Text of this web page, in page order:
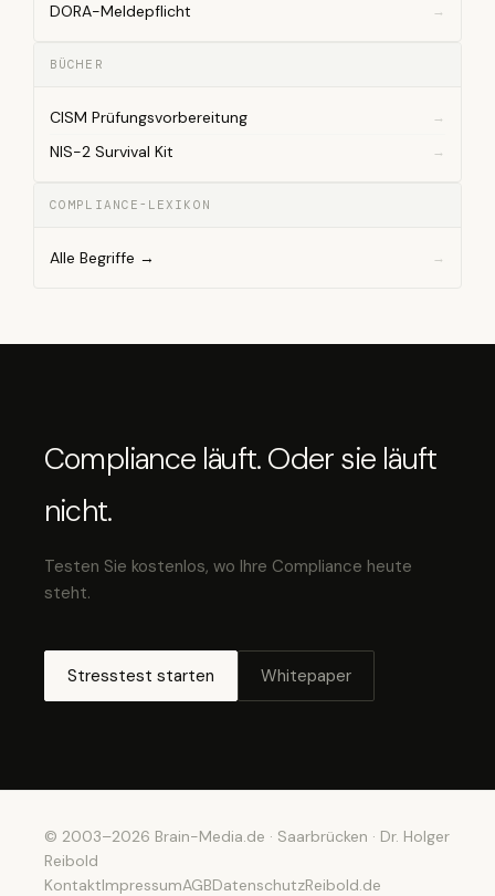
DORA-Meldepflicht
BÜCHER
CISM Prüfungsvorbereitung
NIS-2 Survival Kit
COMPLIANCE-LEXIKON
Alle Begriffe →
Compliance läuft. Oder sie läuft
nicht.
Testen Sie kostenlos, wo Ihre Compliance heute
steht.
Stresstest starten Whitepaper
© 2003–2026 Brain-Media.de · Saarbrücken · Dr. Holger
Reibold
KontaktImpressumAGBDatenschutzReibold.de